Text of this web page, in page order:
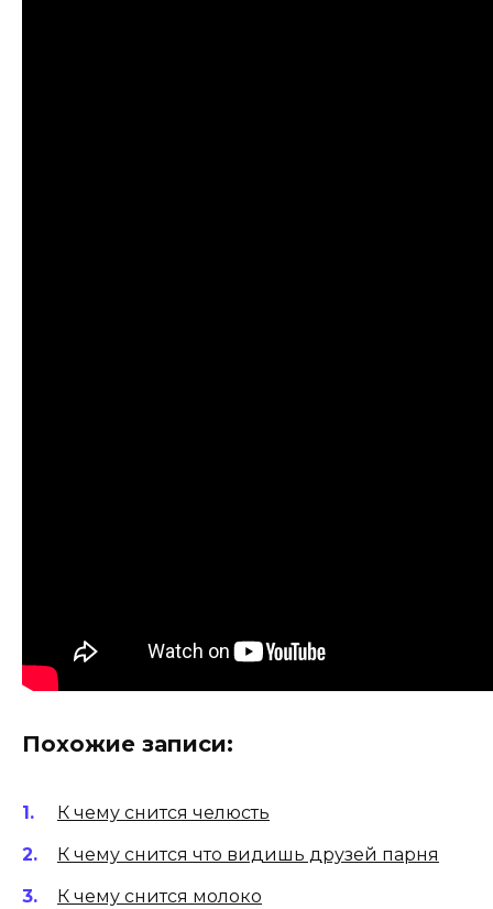
Похожие записи:
К чему снится челюсть
К чему снится что видишь друзей парня
К чему снится молоко